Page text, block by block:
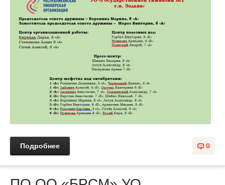
0
Подробнее